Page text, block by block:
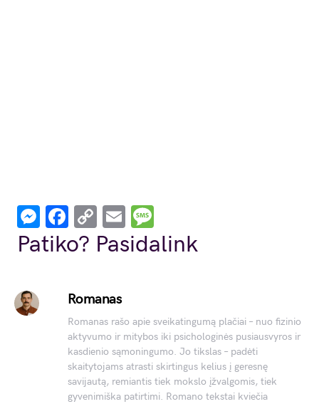
Messenger
Facebook
Copy
Link
Email
Patiko? Pasidalink
Romanas
Romanas rašo apie sveikatingumą plačiai – nuo fizinio
aktyvumo ir mitybos iki psichologinės pusiausvyros ir
kasdienio sąmoningumo. Jo tikslas – padėti
skaitytojams atrasti skirtingus kelius į geresnę
savijautą, remiantis tiek mokslo įžvalgomis, tiek
gyvenimiška patirtimi. Romano tekstai kviečia